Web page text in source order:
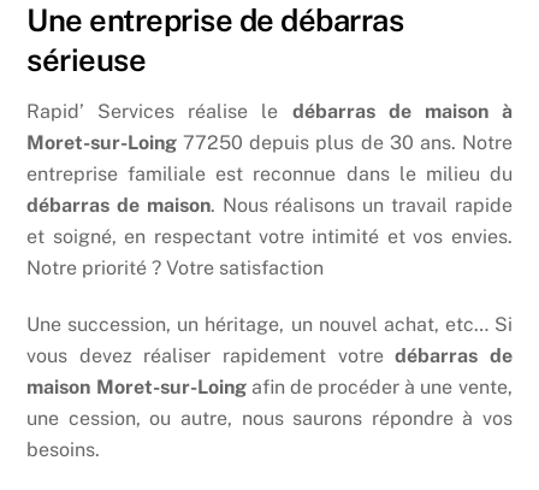
Une entreprise de débarras
sérieuse
Rapid’ Services réalise le débarras de maison à
Moret-sur-Loing 77250 depuis plus de 30 ans. Notre
entreprise familiale est reconnue dans le milieu du
débarras de maison. Nous réalisons un travail rapide
et soigné, en respectant votre intimité et vos envies.
Notre priorité ? Votre satisfaction
Une succession, un héritage, un nouvel achat, etc… Si
vous devez réaliser rapidement votredébarras de
maison Moret-sur-Loingafin de procéder à une vente,
une cession, ou autre, nous saurons répondre à vos
besoins.